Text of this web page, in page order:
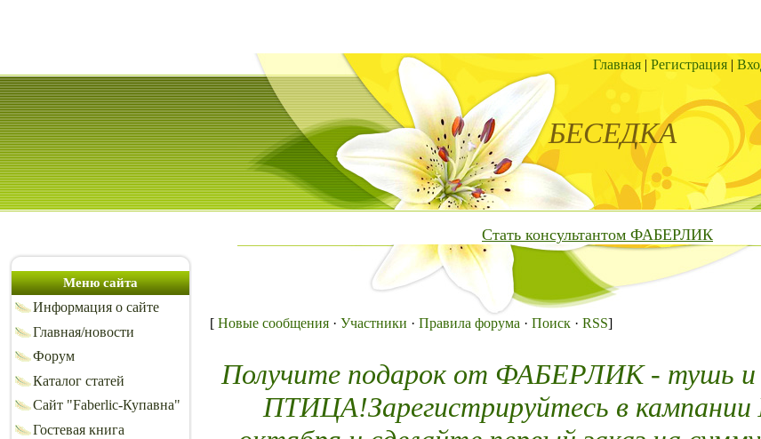
Главная | Регистрация |
БЕСЕДКА
Стать консультантом ФАБЕРЛИК
Меню сайта
Информация о сайте
Главная/новости
Форум
Каталог статей
Сайт "Faberlic-Купавна"
Гостевая книга
[ Новые сообщения · Участники · Правила форума · Поиск · RSS]
Получите подарок от ФАБЕРЛИК - тушь и
ПТИЦА!Зарегистрируйтесь в